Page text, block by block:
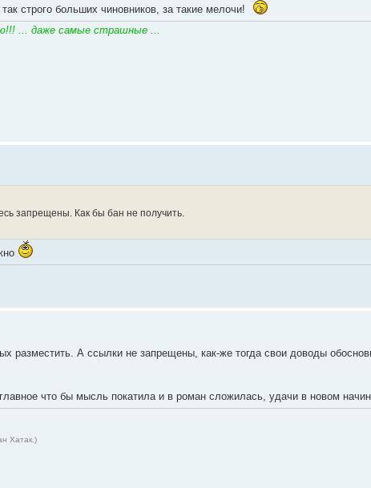
строго больших чиновников, за такие мелочи!
... даже самые страшные ...
запрещены. Как бы бан не получить.
разместить. А ссылки не запрещены, как-же тогда свои доводы
что бы мысль покатила и в роман сложилась, удачи в новом
Хатак.)